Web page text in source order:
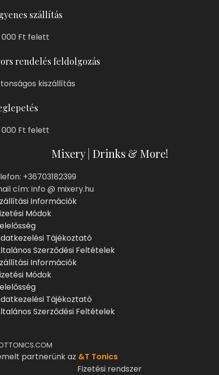
szállítás
000 Ft felett
rendelés feldolgozás
kiszállítás
000 Ft felett
Mixery | Drinks & More!
+36703182399
cím: info @ mixery.hu
Információk
Módok
Tájékoztató
Szerződési Feltételek
Információk
Módok
Tájékoztató
Szerződési Feltételek
partnerünk az &T Tonics
Fizetési rendszer